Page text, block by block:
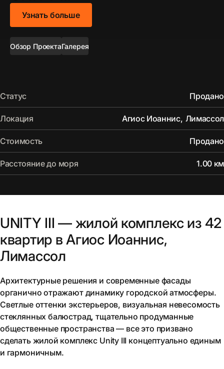
Узнать больше
Обзор ПроектаГалерея
Статус Продано
Локация Агиос Иоаннис, Лимассол
Стоимость Продано
Расстояние до моря 1.00 км
UNITY III — жилой комплекс из 42
квартир в Агиос Иоаннис,
Лимассол
Архитектурные решения и современные фасады
органично отражают динамику городской атмосферы.
Светлые оттенки экстерьеров, визуальная невесомость
стеклянных балюстрад, тщательно продуманные
общественные пространства — все это призвано
сделать жилой комплекс Unity III концептуально единым
и гармоничным.